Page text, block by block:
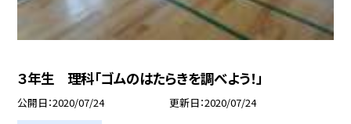
３年生 理科「ゴムのはたらきを調べよう！」
公開日 2020/07/24 更新日 2020/07/24